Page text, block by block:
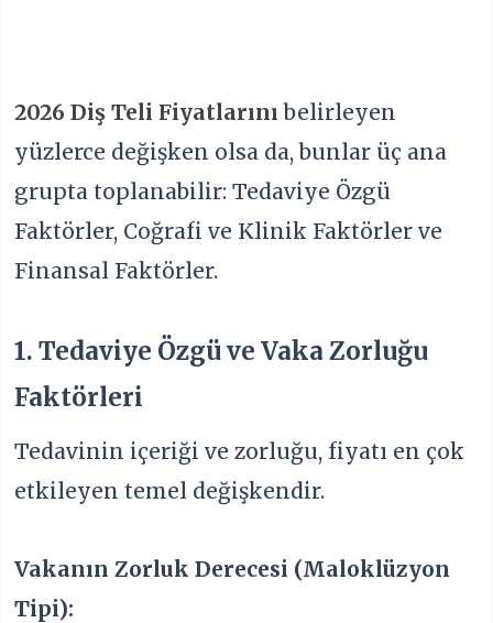
2026 Diş Teli Fiyatlarını belirleyen
yüzlerce değişken olsa da, bunlar üç ana
grupta toplanabilir: Tedaviye Özgü
Faktörler, Coğrafi ve Klinik Faktörler ve
Finansal Faktörler.
1. Tedaviye Özgü ve Vaka Zorluğu
Faktörleri
Tedavinin içeriği ve zorluğu, fiyatı en çok
etkileyen temel değişkendir.
Vakanın Zorluk Derecesi (Maloklüzyon
Tipi):